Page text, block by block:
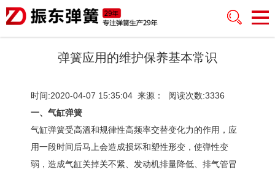
弹簧应用的维护保养基本常识
时间:2020-04-07 15:35:04 来源： 阅读次数:3336
一、气缸弹簧
气缸弹簧受高溫和规律性高频率交替变化力的作用，应
用一段时间后马上会造成损坏和塑性形变，使弹性变
弱，造成气缸关掉关不紧、发动机排量降低、排气管冒